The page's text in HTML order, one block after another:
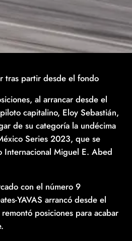
tras partir desde el fondo
al arrancar desde el
capitalino, Eloy Sebastián,
de su categoría la undécima
Series 2023, que se
Miguel E. Abed
con el número 9
YAVAS arrancó desde el
posiciones para acabar